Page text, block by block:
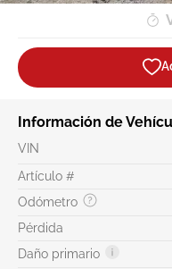
Información de
VIN
Artículo #
Odómetro
Pérdida
Daño primario